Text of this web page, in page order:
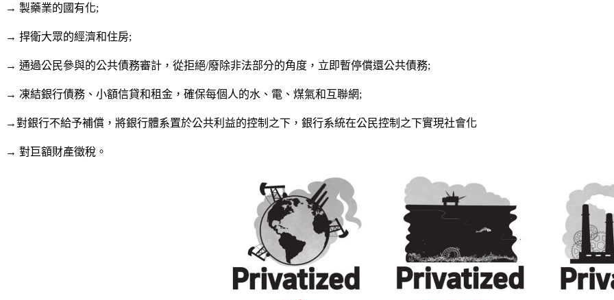
→ 製藥業的國有化;
→ 捍衛大眾的經濟和住房;
→ 通過公民參與的公共債務審計，從拒絕/廢除非法部分的角度，立即暫停償還公共債務;
→ 凍結銀行債務、小額信貸和租金，確保每個人的水、電、煤氣和互聯網;
→對銀行不給予補償，將銀行體系置於公共利益的控制之下，銀行系統在公民控制之下實現社會化
→ 對巨額財產徵稅。